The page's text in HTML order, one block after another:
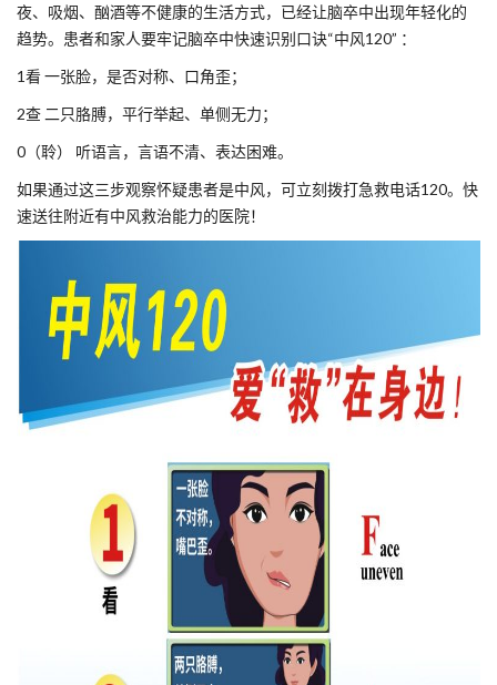
夜、吸烟、酗酒等不健康的生活方式，已经让脑卒中出现年轻化的
趋势。患者和家人要牢记脑卒中快速识别口诀“中风120” ：
1看 一张脸，是否对称、口角歪；
2查 二只胳膊，平行举起、单侧无力；
0（聆） 听语言，言语不清、表达困难。
如果通过这三步观察怀疑患者是中风，可立刻拨打急救电话120。快
速送往附近有中风救治能力的医院！